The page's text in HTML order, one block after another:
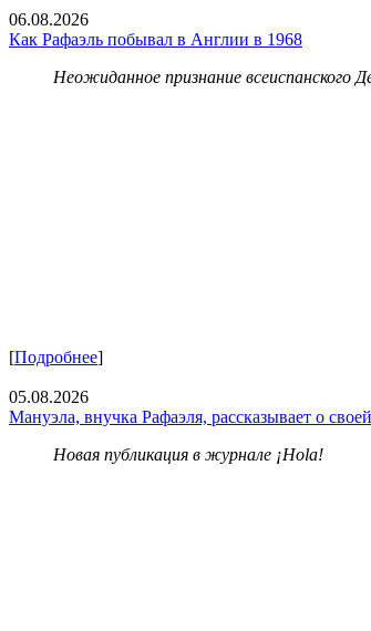
06.08.2026
Как Рафаэль побывал в Англии в 1968
Неожиданное признание всеиспанского
[Подробнее]
05.08.2026
Мануэла, внучка Рафаэля, рассказывает о
Новая публикация в журнале ¡Hola!